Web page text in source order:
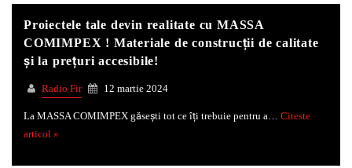
Pinterest
Whatsapp
Proiectele tale devin realitate cu MASSA
COMIMPEX ! Materiale de construcții de calitate
și la prețuri accesibile!
Radio Fir 12 martie 2024
La MASSA COMIMPEX găsești tot ce îți trebuie pentru a… Citeste
articol »